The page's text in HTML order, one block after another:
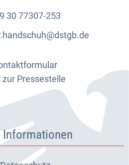
30 77307-253
zur Pressestelle
Informationen